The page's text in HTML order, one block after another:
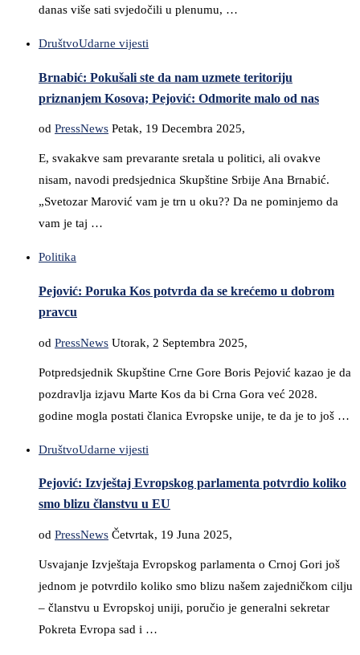
danas više sati svjedočili u plenumu, …
DruštvoUdarne vijesti
Brnabić: Pokušali ste da nam uzmete teritoriju
priznanjem Kosova; Pejović: Odmorite malo od nas
od PressNews Petak, 19 Decembra 2025,
E, svakakve sam prevarante sretala u politici, ali ovakve
nisam, navodi predsjednica Skupštine Srbije Ana Brnabić.
„Svetozar Marović vam je trn u oku?? Da ne pominjemo da
vam je taj …
Politika
Pejović: Poruka Kos potvrda da se krećemo u dobrom
pravcu
od PressNews Utorak, 2 Septembra 2025,
Potpredsjednik Skupštine Crne Gore Boris Pejović kazao je da
pozdravlja izjavu Marte Kos da bi Crna Gora već 2028.
godine mogla postati članica Evropske unije, te da je to još …
DruštvoUdarne vijesti
Pejović: Izvještaj Evropskog parlamenta potvrdio koliko
smo blizu članstvu u EU
od PressNews Četvrtak, 19 Juna 2025,
Usvajanje Izvještaja Evropskog parlamenta o Crnoj Gori još
jednom je potvrdilo koliko smo blizu našem zajedničkom cilju
– članstvu u Evropskoj uniji, poručio je generalni sekretar
Pokreta Evropa sad i …